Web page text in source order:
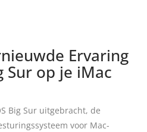
Ervaring
Sur op je iMac
Big Sur uitgebracht, de
voor Mac-